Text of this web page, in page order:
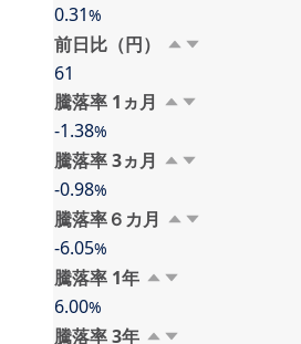
0.31%
前日比（円）
61
騰落率 1⁠⁠ヵ⁠月
-1.38%
騰落率 3⁠⁠ヵ⁠月
-0.98%
騰落率６⁠カ⁠月
-6.05%
騰落率 1⁠年
6.00%
騰落率 3⁠年